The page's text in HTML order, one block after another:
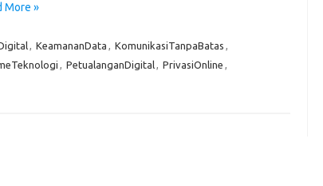
More »
, KeamananData , KomunikasiTanpaBatas ,
, PetualanganDigital, PrivasiOnline ,